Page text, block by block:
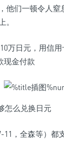
他们一顿令人
。
万日元，用信
现金付款
怎么兑换日元
11，全森等）都